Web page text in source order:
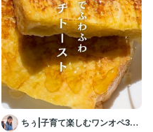
ちぅ|子育て楽しむワンオペ3児